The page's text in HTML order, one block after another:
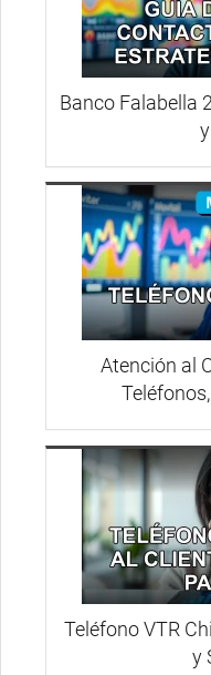
Banco Falabella
Atención al
Teléfono VTR
y